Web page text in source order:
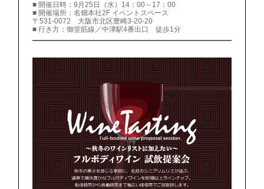
■ 開催日時：9月25日（水）14：00～17：00
■ 開催場所：名畑本社2F イベントスペース
〒531-0072 大阪市北区豊崎3-20-20
■ 行き方：御堂筋線／中津駅4番出口 徒歩1分